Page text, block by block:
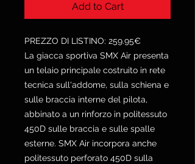
Add to Cart
PREZZO DI LISTINO: 259.95€
La giacca sportiva SMX Air presenta
un telaio principale costruito in rete
tecnica sull'addome, sulla schiena e
sulle braccia interne del pilota,
abbinato a un rinforzo in politessuto
450D sulle braccia e sulle spalle
esterne. SMX Air incorpora anche
politessuto perforato 450D sulla